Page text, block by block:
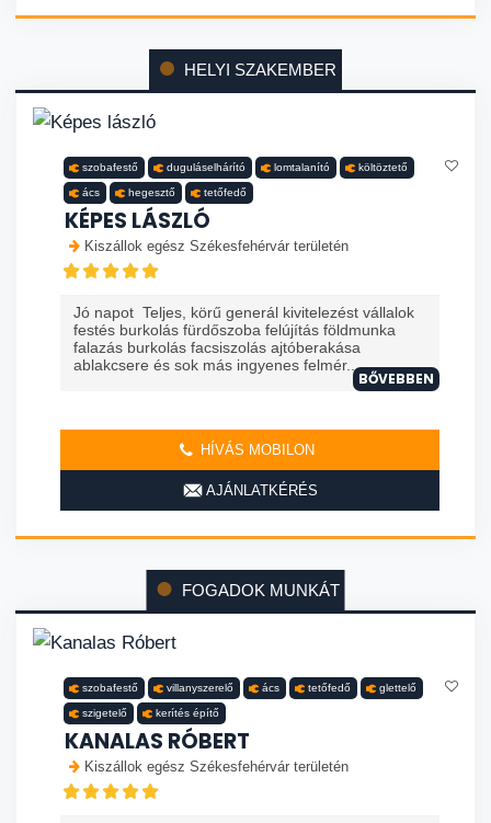
HELYI SZAKEMBER
szobafestő duguláselhárító lomtalanító költöztető
ács hegesztő tetőfedő
KÉPES LÁSZLÓ
Kiszállok egész Székesfehérvár területén
Jó napot Teljes, körű generál kivitelezést vállalok
festés burkolás fürdőszoba felújítás földmunka
falazás burkolás facsiszolás ajtóberakása
ablakcsere és sok más ingyenes felmér...
BŐVEBBEN
HÍVÁS MOBILON
AJÁNLATKÉRÉS
FOGADOK MUNKÁT
szobafestő villanyszerelő ács tetőfedő glettelő
szigetelő kerítés építő
KANALAS RÓBERT
Kiszállok egész Székesfehérvár területén